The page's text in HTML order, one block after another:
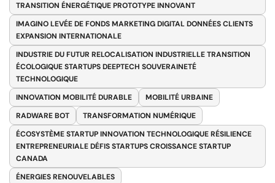
TRANSITION ÉNERGÉTIQUE PROTOTYPE INNOVANT
IMAGINO LEVÉE DE FONDS MARKETING DIGITAL DONNÉES CLIENTS
EXPANSION INTERNATIONALE
INDUSTRIE DU FUTUR RELOCALISATION INDUSTRIELLE TRANSITION
ÉCOLOGIQUE STARTUPS DEEPTECH SOUVERAINETÉ
TECHNOLOGIQUE
INNOVATION MOBILITÉ DURABLE
MOBILITÉ URBAINE
RADWARE BOT
TRANSFORMATION NUMÉRIQUE
ÉCOSYSTÈME STARTUP INNOVATION TECHNOLOGIQUE RÉSILIENCE
ENTREPRENEURIALE DÉFIS STARTUPS CROISSANCE STARTUP
CANADA
ÉNERGIES RENOUVELABLES